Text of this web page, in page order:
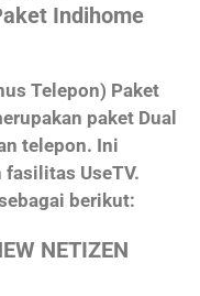
Indihome
Telepon) Paket
paket Dual
telepon. Ini
UseTV.
berikut:
NETIZEN